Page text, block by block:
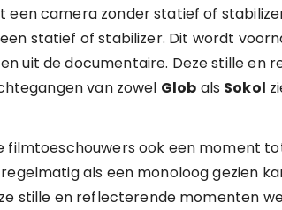
een camera zonder statief of
statief of stabilizer. Dit wordt
uit de documentaire. Deze stille en
van zowel Glob als Sokol
filmtoeschouwers ook een moment
als een monoloog gezien
stille en reflecterende momenten